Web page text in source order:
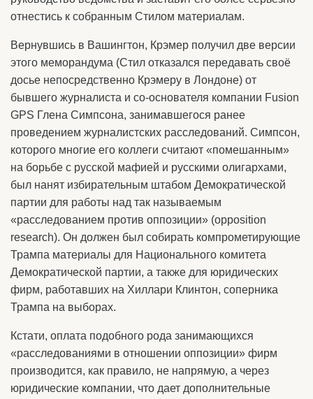
отнестись к собранным Стилом материалам.
Вернувшись в Вашингтон, Крэмер получил две версии
этого меморандума (Стил отказался передавать своё
досье непосредственно Крэмеру в Лондоне) от
бывшего журналиста и со-основателя компании Fusion
GPS Глена Симпсона, занимавшегося ранее
проведением журналистских расследований. Симпсон,
которого многие его коллеги считают «помешанным»
на борьбе с русской мафией и русскими олигархами,
был нанят избирательным штабом Демократической
партии для работы над так называемым
«расследованием против оппозиции» (opposition
research). Он должен был собирать компрометирующие
Трампа материалы для Национального комитета
Демократической партии, а также для юридических
фирм, работавших на Хиллари Клинтон, соперника
Трампа на выборах.
Кстати, оплата подобного рода занимающихся
«расследованиями в отношении оппозиции» фирм
производится, как правило, не напрямую, а через
юридические компании, что дает дополнительные